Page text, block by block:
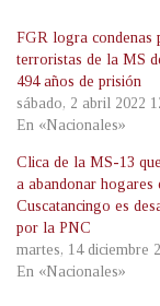
FGR logra condenas
terroristas de la MS
494 años de prisión
sábado, 2 abril 2022
En «Nacionales»
Clica de la MS-13
a abandonar hogares
Cuscatancingo es
por la PNC
martes, 14 diciembre
En «Nacionales»